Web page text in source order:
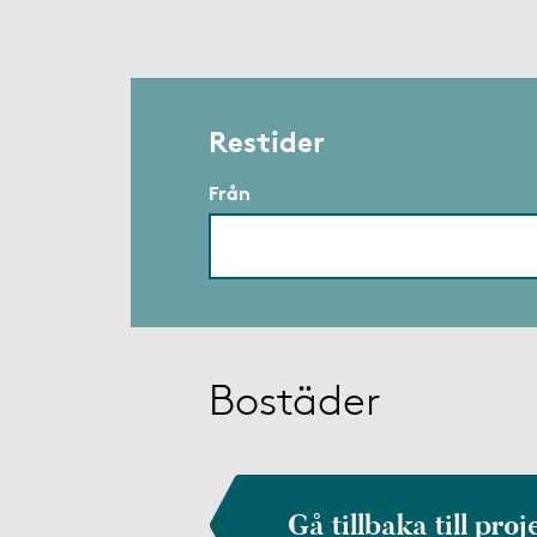
Restider
Från
Bostäder
Gå tillbaka till